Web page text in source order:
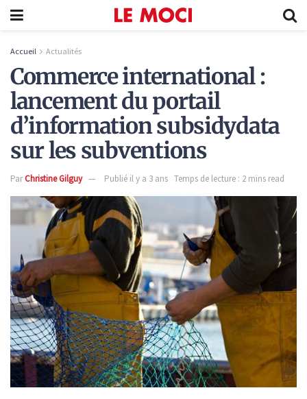
Accueil Actualités
Commerce international :
lancement du portail
d’information subsidydata
sur les subventions
ParChristine Gilguy Publié il y a 3 ans Temps de lecture : 2 mins read